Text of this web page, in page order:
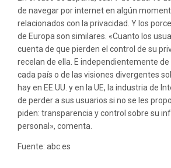
de navegar por internet en algún
relacionados con la privacidad. Y los
de Europa son similares. «Cuanto los
cuenta de que pierden el control de su
recelan de ella. E independientemente
cada país o de las visiones divergentes
hay en EE.UU. y en la UE, la industria de
de perder a sus usuarios si no se les
piden: transparencia y control sobre su
personal», comenta.
Fuente: abc.es